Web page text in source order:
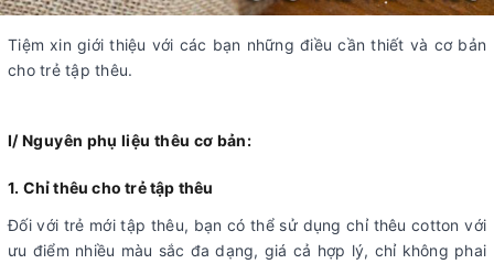
Tiệm xin giới thiệu với các bạn những điều cần thiết và cơ bản
cho trẻ tập thêu.
I/ Nguyên phụ liệu thêu cơ bản:
1. Chỉ thêu cho trẻ tập thêu
Đối với trẻ mới tập thêu, bạn có thể sử dụng chỉ thêu cotton với
ưu điểm nhiều màu sắc đa dạng, giá cả hợp lý, chỉ không phai